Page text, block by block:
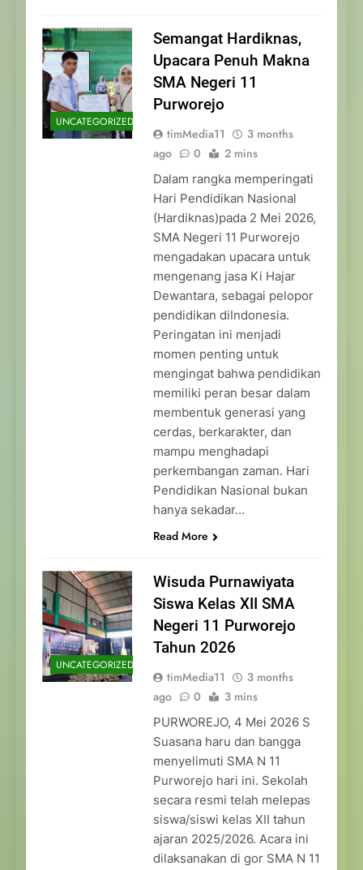
UNCATEGORIZED
Semangat Hardiknas,
Upacara Penuh Makna
SMA Negeri 11
Purworejo
timMedia11
3 months
ago
0 2 mins
Dalam rangka memperingati
Hari Pendidikan Nasional
(Hardiknas)pada 2 Mei 2026,
SMA Negeri 11 Purworejo
mengadakan upacara untuk
mengenang jasa Ki Hajar
Dewantara, sebagai pelopor
pendidikan diIndonesia.
Peringatan ini menjadi
momen penting untuk
mengingat bahwa pendidikan
memiliki peran besar dalam
membentuk generasi yang
cerdas, berkarakter, dan
mampu menghadapi
perkembangan zaman. Hari
Pendidikan Nasional bukan
hanya sekadar…
Read More
UNCATEGORIZED
Wisuda Purnawiyata
Siswa Kelas XII SMA
Negeri 11 Purworejo
Tahun 2026
timMedia11
3 months
ago
0 3 mins
PURWOREJO, 4 Mei 2026 S
Suasana haru dan bangga
menyelimuti SMA N 11
Purworejo hari ini. Sekolah
secara resmi telah melepas
siswa/siswi kelas XII tahun
ajaran 2025/2026. Acara ini
dilaksanakan di gor SMA N 11